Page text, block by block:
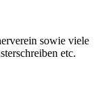
sowie viele
etc.